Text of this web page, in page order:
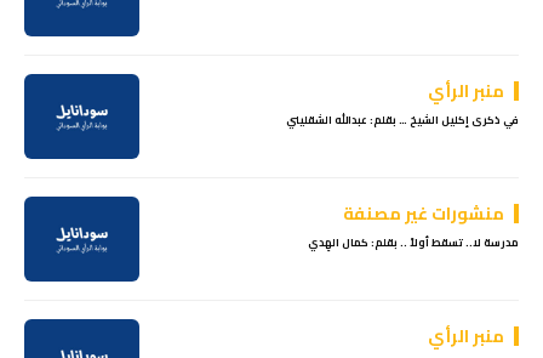
منبر الرأي
في ذكرى إكليل الشيخ … بقلم: عبدالله الشقليني
منشورات غير مصنفة
مدرسة لا.. تسقط أولاً .. بقلم: كمال الهِدي
منبر الرأي